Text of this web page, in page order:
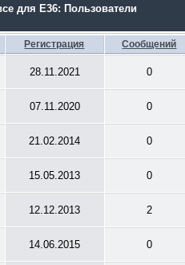
для Е36: Пользователи
Регистрация Сообщений
28.11.2021 0
07.11.2020 0
21.02.2014 0
15.05.2013 0
12.12.2013 2
14.06.2015 0